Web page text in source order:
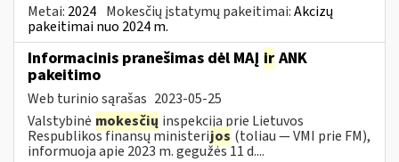
Metai: 2024 Mokesčių įstatymų pakeitimai:Akcizų
pakeitimai nuo 2024 m.
Informacinis pranešimas dėl MAĮ ir ANK
pakeitimo
Web turinio sąrašas 2023-05-25
Valstybinė mokesčių inspekcija prie Lietuvos
Respublikos finansų ministerijos (toliau — VMI prie FM),
informuoja apie 2023 m. gegužės 11 d....